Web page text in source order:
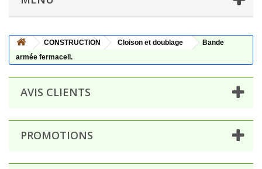
CONSTRUCTION Cloison et doublage
Bande
armée fermacell.
AVIS CLIENTS
PROMOTIONS